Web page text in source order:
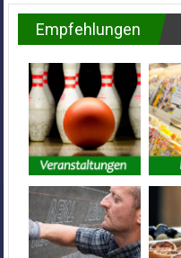
Empfehlungen